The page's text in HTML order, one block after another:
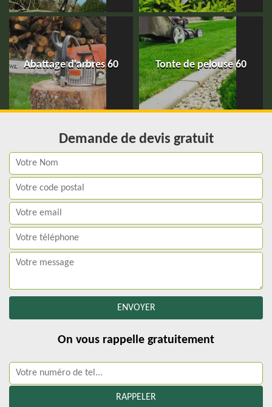
Abattage d'arbres 60 Tonte de pelouse 60
Demande de devis gratuit
On vous rappelle gratuitement